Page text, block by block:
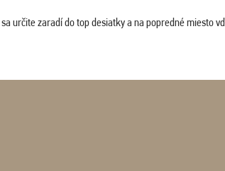
určite zaradí do top desiatky a na popredné miesto